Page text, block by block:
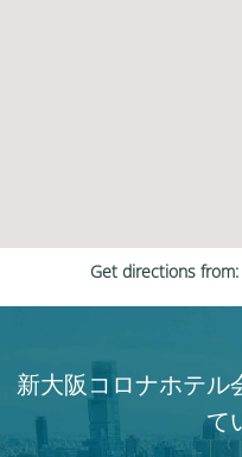
Get directions from:
新大阪コロナホテル
て